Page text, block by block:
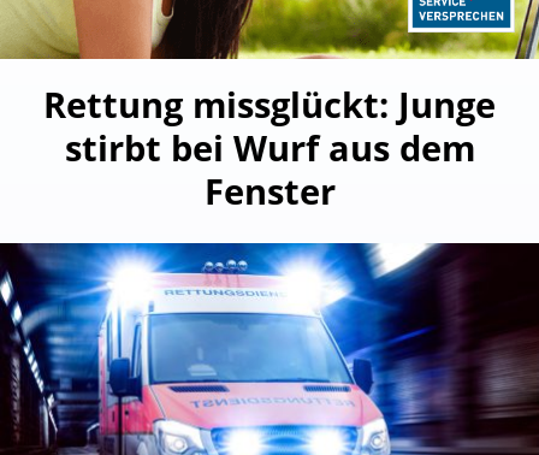
Rettung missglückt: Junge
stirbt bei Wurf aus dem
Fenster